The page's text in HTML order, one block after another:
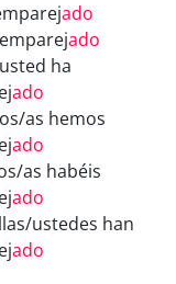
ado
ado
ha
ado
as hemos
ado
as habéis
ado
ustedes han
ado